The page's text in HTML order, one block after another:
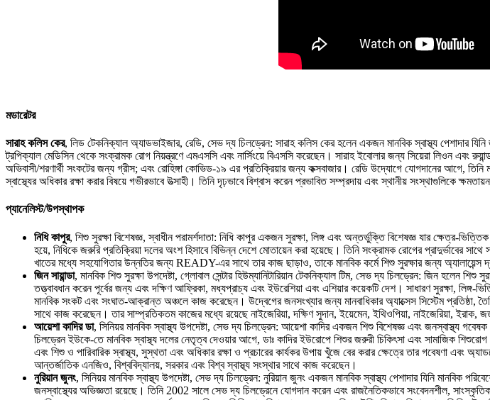
মডারেটর
সারাহ কলিস কের, লিড টেকনিক্যাল অ্যাডভাইজার, রেডি, সেভ দ্য চিলড্রেন: সারাহ কলিস কের হলেন একজন মানবিক স্বাস্থ্য পেশাদার
ট্রপিক্যাল মেডিসিন থেকে সংক্রামক রোগ নিয়ন্ত্রণে এমএসসি এবং নার্সিংয়ে বিএসসি করেছেন। সারাহ ইবোলার জন্য সিয়েরা লিওন এবং
অভিবাসী/শরণার্থী সংকটের জন্য গ্রীস; এবং রোহিঙ্গা কোভিড-১৯ এর প্রতিক্রিয়ার জন্য কক্সবাজার। রেডি উদ্যোগে যোগদানের আগে,
স্বাস্থ্যের অধিকার রক্ষা করার বিষয়ে গভীরভাবে উত্সাহী। তিনি দৃঢ়ভাবে বিশ্বাস করেন প্রভাবিত সম্প্রদায় এবং স্থানীয় সংস্থাগুলিকে
প্যানেলিস্ট/উপস্থাপক
নিধি কাপুর, শিশু সুরক্ষা বিশেষজ্ঞ, স্বাধীন পরামর্শদাতা: নিধি কাপুর একজন সুরক্ষা, লিঙ্গ এবং অন্তর্ভুক্তি বিশেষজ্ঞ যার ক্ষেত্র-
হয়ে, নিধিকে জরুরি প্রতিক্রিয়া দলের অংশ হিসাবে বিভিন্ন দেশে মোতায়েন করা হয়েছে। তিনি সংক্রামক রোগের প্রাদুর্ভাবের
খাতের মধ্যে সহযোগিতার উন্নতির জন্য READY-এর সাথে তার কাজ ছাড়াও, তাকে মানবিক কর্মে শিশু সুরক্ষার জন্য অ্যালায়েন্স
জিন সায়ান্ডা, মানবিক শিশু সুরক্ষা উপদেষ্টা, গ্লোবাল সেন্টার হিউম্যানিটারিয়ান টেকনিক্যাল টিম, সেভ দ্য চিলড্রেন: জিন
তত্ত্বাবধান করেন পূর্বের জন্য এবং দক্ষিণ আফ্রিকা, মধ্যপ্রাচ্য এবং ইউরেশিয়া এবং এশিয়ার কয়েকটি দেশ। সাধারণ সুরক্ষা,
মানবিক সংকট এবং সংঘাত-আক্রান্ত অঞ্চলে কাজ করেছেন। উদ্বেগের জনসংখ্যার জন্য মানবাধিকার অ্যাক্সেস সিস্টেম
সাথে কাজ করেছেন। তার সাম্প্রতিকতম কাজের মধ্যে রয়েছে নাইজেরিয়া, দক্ষিণ সুদান, ইয়েমেন, ইথিওপিয়া, নাইজেরিয়া, ইরাক,
আয়েশা কাদির ডা, সিনিয়র মানবিক স্বাস্থ্য উপদেষ্টা, সেভ দ্য চিলড্রেন: আয়েশা কাদির একজন শিশু বিশেষজ্ঞ এবং জনস্বাস্থ্য
চিলড্রেন ইউকে-তে মানবিক স্বাস্থ্য দলের নেতৃত্ব দেওয়ার আগে, ডাঃ কাদির ইউরোপে শিশুর জরুরী চিকিৎসা এবং সামাজিক
এবং শিশু ও পারিবারিক স্বাস্থ্য, সুস্থতা এবং অধিকার রক্ষা ও প্রচারের কার্যকর উপায় খুঁজে বের করার ক্ষেত্রে তার গবেষণা এবং
আন্তর্জাতিক এনজিও, বিশ্ববিদ্যালয়, সরকার এবং বিশ্ব স্বাস্থ্য সংস্থার সাথে কাজ করেছেন।
নুরিয়ান জুনং, সিনিয়র মানবিক স্বাস্থ্য উপদেষ্টা, সেভ দ্য চিলড্রেন: নুরিয়ান জুনং একজন মানবিক স্বাস্থ্য পেশাদার যিনি মানবিক
জনস্বাস্থ্যের অভিজ্ঞতা রয়েছে। তিনি 2002 সালে সেভ দ্য চিলড্রেনে যোগদান করেন এবং রাজনৈতিকভাবে সংবেদনশীল,